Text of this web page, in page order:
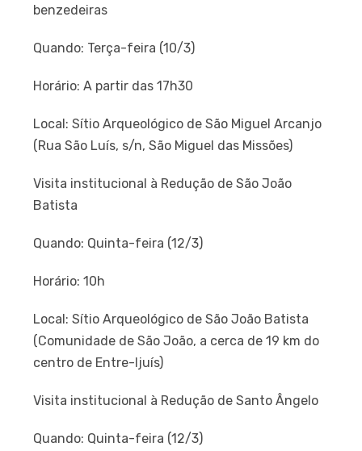
benzedeiras
Quando: Terça-feira (10/3)
Horário: A partir das 17h30
Local: Sítio Arqueológico de São Miguel Arcanjo
(Rua São Luís, s/n, São Miguel das Missões)
Visita institucional à Redução de São João
Batista
Quando: Quinta-feira (12/3)
Horário: 10h
Local: Sítio Arqueológico de São João Batista
(Comunidade de São João, a cerca de 19 km do
centro de Entre-Ijuís)
Visita institucional à Redução de Santo Ângelo
Quando: Quinta-feira (12/3)